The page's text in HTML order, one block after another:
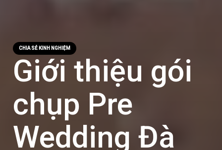
CHIA SẺ KINH NGHIỆM
Giới thiệu gói
chụp Pre
Wedding Đà